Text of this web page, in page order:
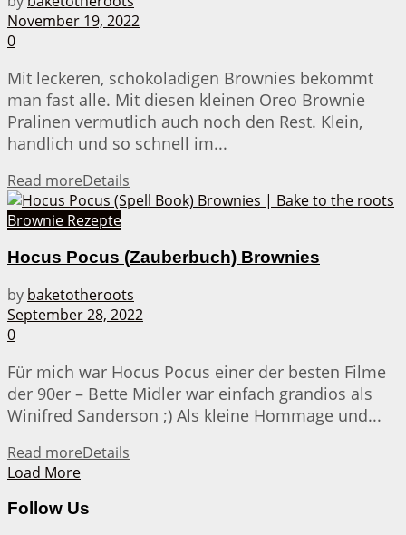
November 19, 2022
0
Mit leckeren, schokoladigen Brownies bekommt
man fast alle. Mit diesen kleinen Oreo Brownie
Pralinen vermutlich auch noch den Rest. Klein,
handlich und so schnell im...
Read moreDetails
Brownie Rezepte
Hocus Pocus (Zauberbuch) Brownies
by baketotheroots
September 28, 2022
0
Für mich war Hocus Pocus einer der besten Filme
der 90er – Bette Midler war einfach grandios als
Winifred Sanderson ;) Als kleine Hommage und...
Read moreDetails
Load More
Follow Us